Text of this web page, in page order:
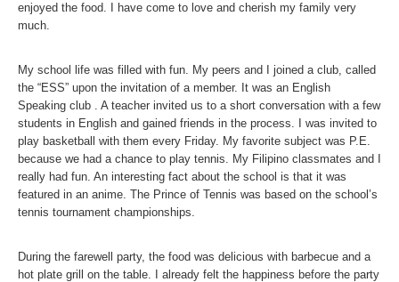
enjoyed the food. I have come to love and cherish my family very
much.
My school life was filled with fun. My peers and I joined a club, called
the “ESS” upon the invitation of a member. It was an English
Speaking club . A teacher invited us to a short conversation with a few
students in English and gained friends in the process. I was invited to
play basketball with them every Friday. My favorite subject was P.E.
because we had a chance to play tennis. My Filipino classmates and I
really had fun. An interesting fact about the school is that it was
featured in an anime. The Prince of Tennis was based on the school’s
tennis tournament championships.
During the farewell party, the food was delicious with barbecue and a
hot plate grill on the table. I already felt the happiness before the party